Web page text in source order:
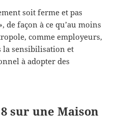
soit ferme et pas
de façon à ce qu’au moins
comme employeurs,
la sensibilisation et
à adopter des
sur une Maison